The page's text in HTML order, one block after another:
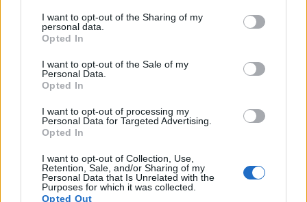
not limited to your visit or usage behaviour. You may click to
grant or deny consent to Google and its third-party tags to
use your data for below specified purposes in below Google
consent section.
I want to opt-out of the Sharing of my
personal data.
Opted In
I want to opt-out of the Sale of my
Personal Data.
Opted In
I want to opt-out of processing my
Personal Data for Targeted Advertising.
Opted In
I want to opt-out of Collection, Use,
Retention, Sale, and/or Sharing of my
Personal Data that Is Unrelated with the
Purposes for which it was collected.
Opted Out
вашим цревима.
Ова влакна такође помажу у стварању масних
киселина кратког ланца. Ове киселине могу
смањити упалу у цревима. Ово може помоћи у
спречавању проблема са варењем и одржавању
равнотеже црева.
Конзумирање макадамије може заиста помоћи
вашем телу важне хранљиве материје. Ове
хранљиве материје помажу вашем телу да
правилно функционише.